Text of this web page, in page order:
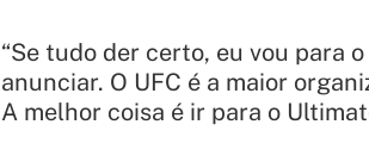
“Se tudo der certo, eu vou para
anunciar. O UFC é a maior
A melhor coisa é ir para o